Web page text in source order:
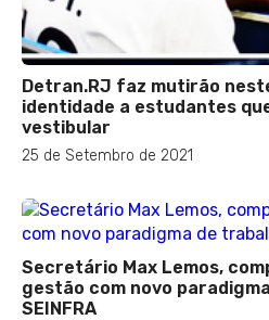
Detran.RJ faz mutirão
identidade a estudantes
vestibular
25 de Setembro de 2021
Secretário Max Lemos,
gestão com novo
SEINFRA